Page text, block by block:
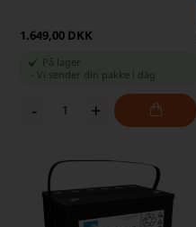
1.649,00 DKK
På lager
-Vi sender din pakke i dag
- +